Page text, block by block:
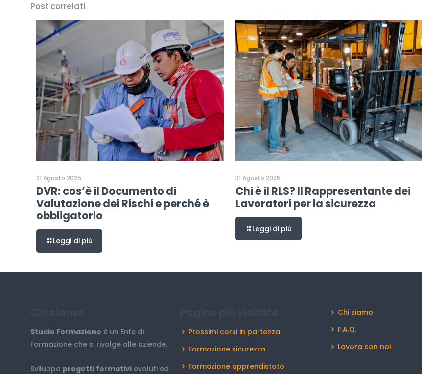
Post correlati
31 Agosto 2025
DVR: cos’è il Documento di
Valutazione dei Rischi e perché è
obbligatorio
Leggi di più
31 Agosto 2025
Chi è il RLS? Il Rappresentante dei
Lavoratori per la sicurezza
Leggi di più
Studio Formazione è un Ente di
Formazione che si rivolge alle aziende.
Sviluppa progetti formativi evoluti ed
Prossimi corsi in partenza
Formazione sicurezza
Formazione apprendistato
Chi siamo
F.A.Q.
Lavora con noi